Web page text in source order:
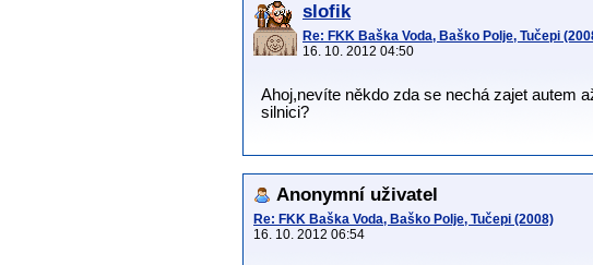
slofik
Re: FKK Baška Voda, Baško Polje, Tučepi
16. 10. 2012 04:50
Ahoj,nevíte někdo zda se nechá zajet autem
silnici?
Anonymní uživatel
Re: FKK Baška Voda, Baško Polje, Tučepi (2008)
16. 10. 2012 06:54